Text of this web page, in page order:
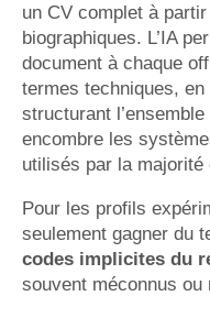
un CV complet à
biographiques. L’IA
document à chaque
termes techniques,
structurant
encombre les
utilisés par la
Pour les profils
seulement gagner du
codes implicites du
souvent méconnus ou